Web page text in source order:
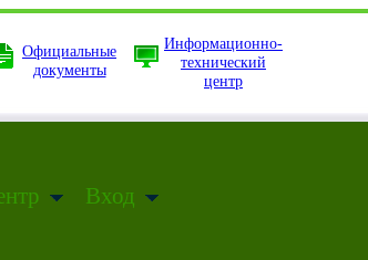
Официальные
документы
Информационно-
технический
центр
Вход